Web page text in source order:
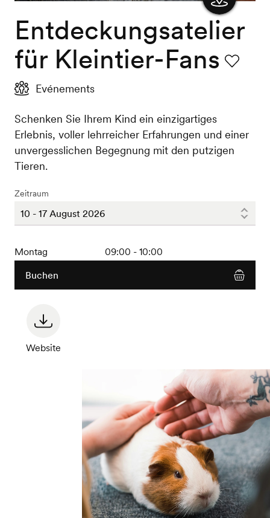
Karte
Entdeckungsatelier
für Kleintier-Fans
Evénements
Schenken Sie Ihrem Kind ein einzigartiges
Erlebnis, voller lehrreicher Erfahrungen und einer
unvergesslichen Begegnung mit den putzigen
Tieren.
Zeitraum
Montag
09:00 - 10:00
Buchen
Website